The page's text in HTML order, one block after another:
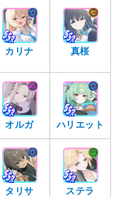
カリナ 真桜
オルガ ハリエット
タリサ ステラ